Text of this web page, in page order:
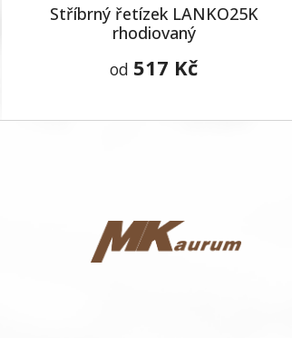
Stříbrný řetízek LANKO25K
rhodiovaný
od 517 Kč